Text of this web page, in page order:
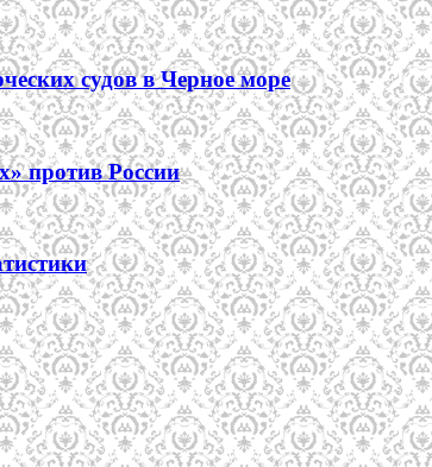
судов в Черное море
против России